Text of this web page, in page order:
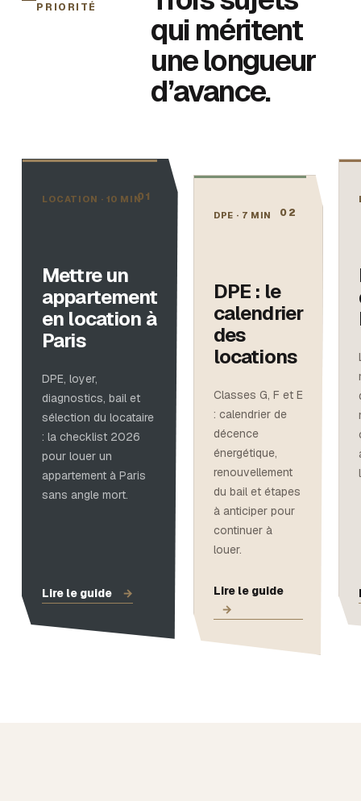
PRIORITÉ
qui méritent
une longueur
d’avance.
01
LOCATION · 10 MIN
Mettre un
appartement
en location à
Paris
DPE, loyer,
diagnostics, bail et
sélection du locataire
: la checklist 2026
pour louer un
appartement à Paris
sans angle mort.
Lire le guide →
02
DPE · 7 MIN
DPE : le
calendrier
des
locations
Classes G, F et E
: calendrier de
décence
énergétique,
renouvellement
du bail et étapes
à anticiper pour
continuer à
louer.
Lire le guide
→